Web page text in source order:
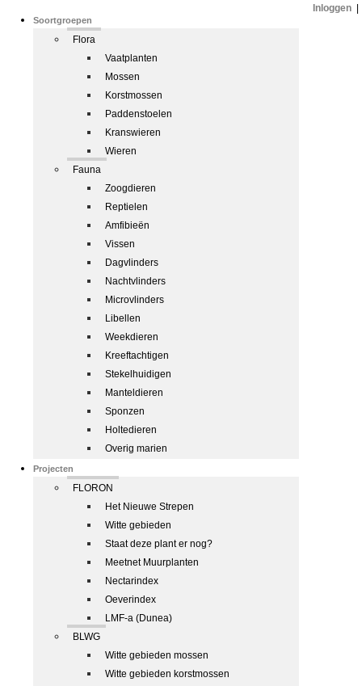
Soortgroepen
Flora
Vaatplanten
Mossen
Korstmossen
Paddenstoelen
Kranswieren
Wieren
Fauna
Zoogdieren
Reptielen
Amfibieën
Vissen
Dagvlinders
Nachtvlinders
Microvlinders
Libellen
Weekdieren
Kreeftachtigen
Stekelhuidigen
Manteldieren
Sponzen
Holtedieren
Overig marien
Projecten
FLORON
Het Nieuwe Strepen
Witte gebieden
Staat deze plant er nog?
Meetnet Muurplanten
Nectarindex
Oeverindex
LMF-a (Dunea)
BLWG
Witte gebieden mossen
Witte gebieden korstmossen
Inloggen